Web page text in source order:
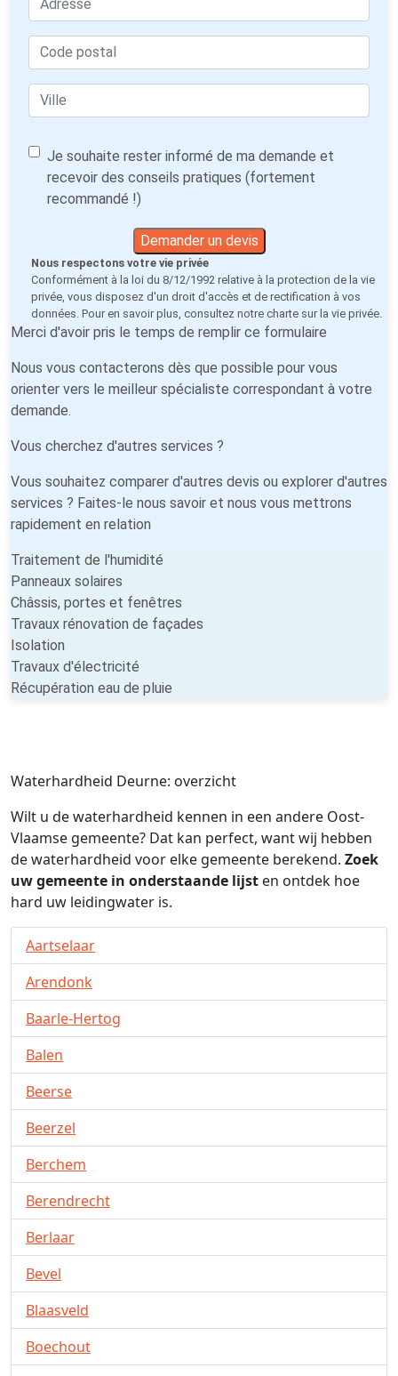
Je souhaite rester informé de ma demande et
recevoir des conseils pratiques (fortement
recommandé !)
Demander un devis
Nous respectons votre vie privée
Conformément à la loi du 8/12/1992 relative à la protection de la vie
privée, vous disposez d'un droit d'accès et de rectification à vos
données. Pour en savoir plus, consultez notre charte sur la vie privée.
Merci d'avoir pris le temps de remplir ce formulaire
Nous vous contacterons dès que possible pour vous
orienter vers le meilleur spécialiste correspondant à votre
demande.
Vous cherchez d'autres services ?
Vous souhaitez comparer d'autres devis ou explorer d'autres
services ? Faites-le nous savoir et nous vous mettrons
rapidement en relation
Traitement de l'humidité
Panneaux solaires
Châssis, portes et fenêtres
Travaux rénovation de façades
Isolation
Travaux d'électricité
Récupération eau de pluie
Waterhardheid Deurne: overzicht
Wilt u de waterhardheid kennen in een andere Oost-
Vlaamse gemeente? Dat kan perfect, want wij hebben
de waterhardheid voor elke gemeente berekend. Zoek
uw gemeente in onderstaande lijst en ontdek hoe
hard uw leidingwater is.
Aartselaar
Arendonk
Baarle-Hertog
Balen
Beerse
Beerzel
Berchem
Berendrecht
Berlaar
Bevel
Blaasveld
Boechout